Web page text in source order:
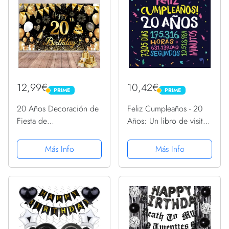
12,99€ PRIME
PRIME
20 Años Decoración de
Fiesta de
Grande Póste 20
Aniversario Feliz
Cumpleaños Pancarta,20
20 Fiesta de
Cumpleaños
Más Info
10,42€ PRIME
PRIME
Feliz Cumpleaños - 20
Años: Un libro de visitas
cumpleaños –
Decoración y regalos
originales para hombres
para...
Más Info